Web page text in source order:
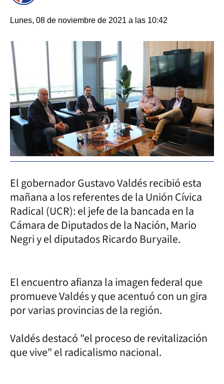
Lunes, 08 de noviembre de 2021 a las 10:42
El gobernador Gustavo Valdés recibió esta
mañana a los referentes de la Unión Cívica
Radical (UCR): el jefe de la bancada en la
Cámara de Diputados de la Nación, Mario
Negri y el diputados Ricardo Buryaile.
El encuentro afianza la imagen federal que
promueve Valdés y que acentuó con un gira
por varias provincias de la región.
Valdés destacó "el proceso de revitalización
que vive" el radicalismo nacional.